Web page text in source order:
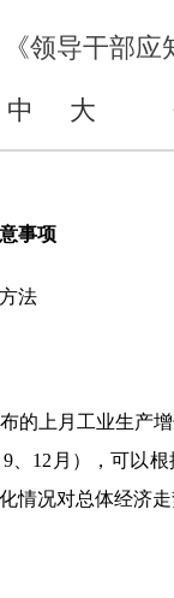
领导干部应
中 大
事项
法
的上月工业生产
、12月），可以
情况对总体经济